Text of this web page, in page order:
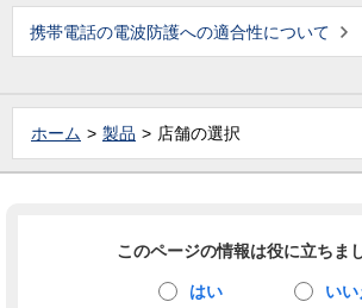
携帯電話の電波防護への適合性について
ホーム 製品 店舗の選択
このページの情報は役に立ちま
はい いい